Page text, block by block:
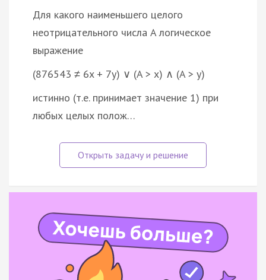
Для какого наименьшего целого
неотрицательного числа A логическое
выражение
(876543 ≠ 6x + 7y) ∨ (A > x) ∧ (A > y)
истинно (т.е. принимает значение 1) при
любых целых полож…